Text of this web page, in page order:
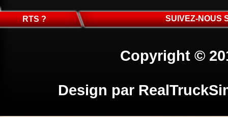
RTS ? SUIVEZ-NOUS
Copyright ©
Design par